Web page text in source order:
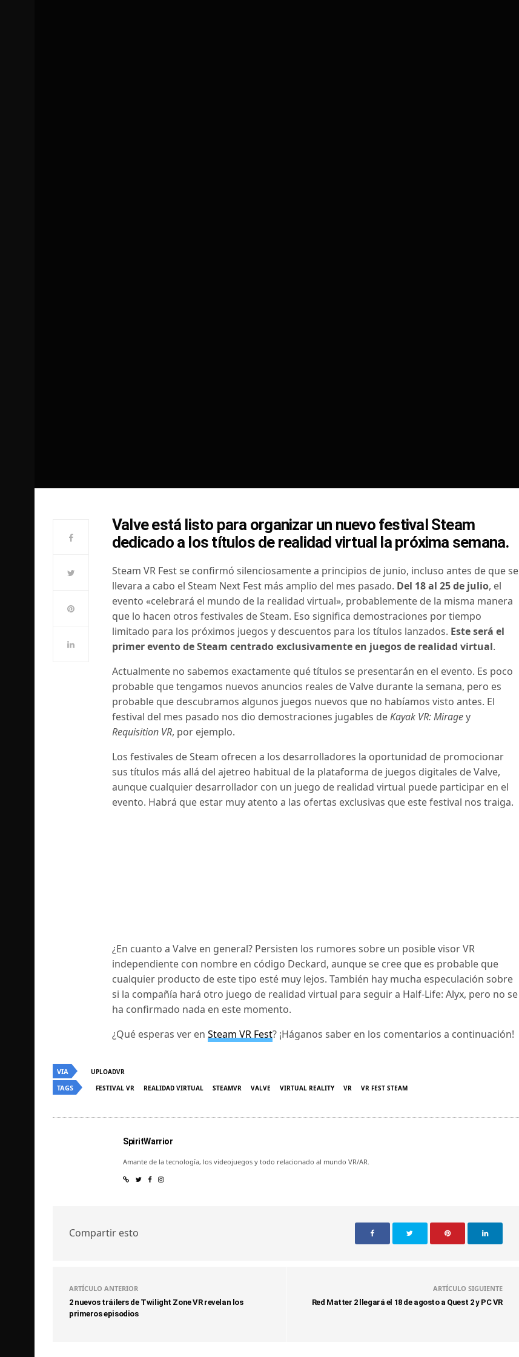
Valve está listo para organizar un nuevo festival Steam
dedicado a los títulos de realidad virtual la próxima semana.
Steam VR Fest se confirmó silenciosamente a principios de junio, incluso antes de que se
llevara a cabo el Steam Next Fest más amplio del mes pasado. Del 18 al 25 de julio, el
evento «celebrará el mundo de la realidad virtual», probablemente de la misma manera
que lo hacen otros festivales de Steam. Eso significa demostraciones por tiempo
limitado para los próximos juegos y descuentos para los títulos lanzados. Este será el
primer evento de Steam centrado exclusivamente en juegos de realidad virtual.
Actualmente no sabemos exactamente qué títulos se presentarán en el evento. Es poco
probable que tengamos nuevos anuncios reales de Valve durante la semana, pero es
probable que descubramos algunos juegos nuevos que no habíamos visto antes. El
festival del mes pasado nos dio demostraciones jugables deKayak VR: Miragey
Requisition VR, por ejemplo.
Los festivales de Steam ofrecen a los desarrolladores la oportunidad de promocionar
sus títulos más allá del ajetreo habitual de la plataforma de juegos digitales de Valve,
aunque cualquier desarrollador con un juego de realidad virtual puede participar en el
evento. Habrá que estar muy atento a las ofertas exclusivas que este festival nos traiga.
¿En cuanto a Valve en general? Persisten los rumores sobre un posible visor VR
independiente con nombre en código Deckard, aunque se cree que es probable que
cualquier producto de este tipo esté muy lejos. También hay mucha especulación sobre
si la compañía hará otro juego de realidad virtual para seguir a Half-Life: Alyx, pero no se
ha confirmado nada en este momento.
¿Qué esperas ver enSteam VR Fest? ¡Háganos saber en los comentarios a continuación!
VIA UPLOADVR
TAGS FESTIVAL VR REALIDAD VIRTUAL STEAMVR VALVE VIRTUAL REALITY VR VR FEST STEAM
SpiritWarrior
Amante de la tecnología, los videojuegos y todo relacionado al mundo VR/AR.
Compartir esto
ARTÍCULO ANTERIOR
2 nuevos tráilers de Twilight Zone VR revelan los
primeros episodios
ARTÍCULO SIGUIENTE
Red Matter 2 llegará el 18 de agosto a Quest 2 y PC VR